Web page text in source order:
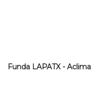
Funda LAPATX - Aclima